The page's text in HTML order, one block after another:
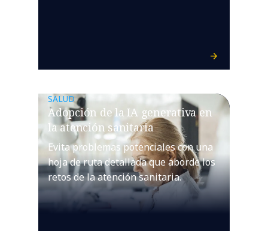
SALUD
Adopción de la IA generativa en
la atención sanitaria
Evita problemas potenciales con una
hoja de ruta detallada que aborde los
retos de la atención sanitaria.